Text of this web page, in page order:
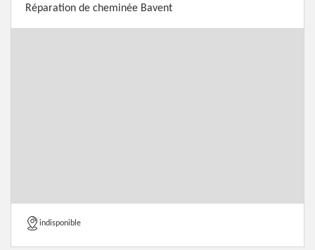
Réparation de cheminée Bavent
indisponible